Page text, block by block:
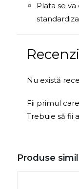
Plata se
Nu există
Fii primul
Trebuie să fii
Produse